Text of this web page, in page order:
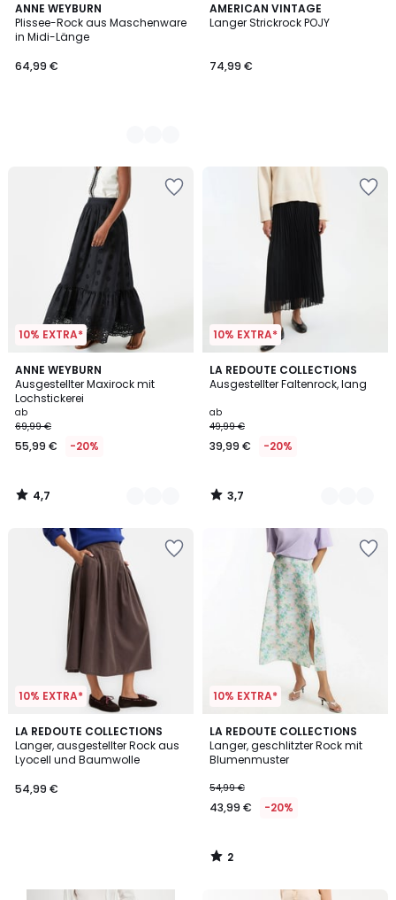
ANNE WEYBURN
Plissee-Rock aus Maschenware
in Midi-Länge
64,99 €
2
Farben
AMERICAN VINTAGE
Langer Strickrock POJY
74,99 €
10% EXTRA*
ANNE WEYBURN
Ausgestellter Maxirock mit
Lochstickerei
ab
69,99 €
55,99 € -20%
4,7
/ 5
2
Farben
4,7
/
10% EXTRA*
LA REDOUTE COLLECTIONS
Ausgestellter Faltenrock, lang
ab
49,99 €
39,99 € -20%
3,7
/ 5
2
Farben
3,7
/
10% EXTRA*
LA REDOUTE COLLECTIONS
Langer, ausgestellter Rock aus
Lyocell und Baumwolle
54,99 €
10% EXTRA*
LA REDOUTE COLLECTIONS
Langer, geschlitzter Rock mit
Blumenmuster
54,99 €
43,99 € -20%
2
/
5
2
/